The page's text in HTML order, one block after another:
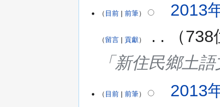
目前 前筆 2013
留言 貢獻
738
「新住民鄉土
目前 前筆 2013